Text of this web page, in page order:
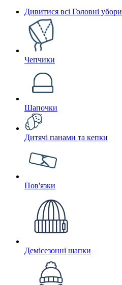
Дивитися всі Головні убори
Чепчики
Шапочки
Дитячі панами та кепки
Пов'язки
Демісезонні шапки